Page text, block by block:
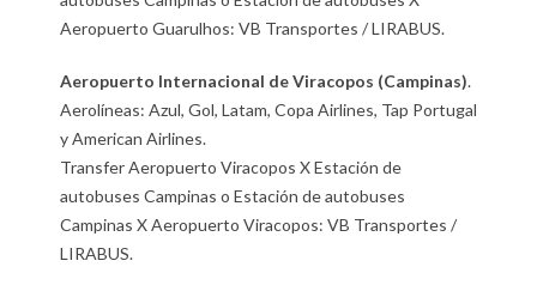
Aeropuerto Guarulhos: VB Transportes / LIRABUS.
Aeropuerto Internacional de Viracopos (Campinas).
Aerolíneas: Azul, Gol, Latam, Copa Airlines, Tap Portugal
y American Airlines.
Transfer Aeropuerto Viracopos X Estación de
autobuses Campinas o Estación de autobuses
Campinas X Aeropuerto Viracopos: VB Transportes /
LIRABUS.